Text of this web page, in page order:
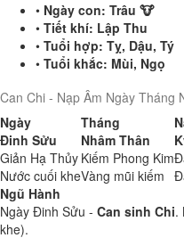
• Ngày con: Trâu 🐮
• Tiết khí: Lập Thu
• Tuổi hợp: Tỵ, Dậu, Tý
• Tuổi khắc: Mùi, Ngọ
Can Chi - Nạp Âm Ngày Tháng
Ngày
Tháng
Đinh Sửu
Nhâm Thân
Giản Hạ Thủy Kiếm Phong Kim
Nước cuối kheVàng mũi kiếm
Ngũ Hành
Ngày Đinh Sửu - Can sinh Chi.
khe).